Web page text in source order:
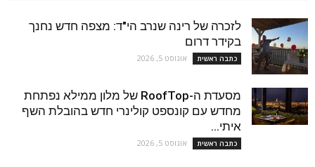
לזכרה של רינה שנרב הי"ד: מצפה חדש נחנך
בקידר דרום
כתבה ראשית אוגוסט 5, 2026
מסעדת ה-RoofTop של מלון ממילא נפתחת
מחדש עם קונספט קולינרי חדש בהובלת השף
איתי...
כתבה ראשית אוגוסט 5, 2026